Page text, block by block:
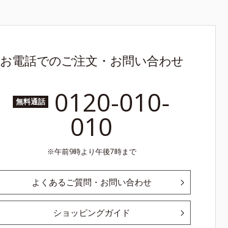
お電話でのご注文・お問い合わせ
無料通話 0120-010-
010
午前9時より午後7時まで
よくあるご質問・お問い合わせ
ショッピングガイド